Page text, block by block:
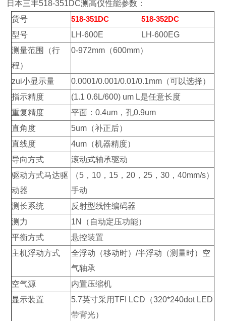
日本三丰518-351DC测高仪性能参数：
货号
518-351DC
518-352DC
型号
LH-600E
LH-600EG
测量范围（行
程）
0-972mm（600mm）
zui小显示量
0.0001/0.001/0.01/0.1mm（可以选择）
指示精度
(1.1 0.6L/600) um L是任意长度
重复精度
平面：0.4um，孔0.9um
直角度
5um（补正后）
直线度
4um（机器精度）
导向方式
滚动式轴承驱动
驱动方式马达驱
动器
（5，10，15，20，25，30，40mm/s）
手动
测长系统
反射型线性编码器
测力
1N（自动定压功能）
平衡方式
悬控装置
主机浮动方式
全浮动（移动时）/半浮动（测量时）空
气轴承
空气源
内置压缩机
显示装置
5.7英寸采用TFI LCD（320*240dot LED
带背光）